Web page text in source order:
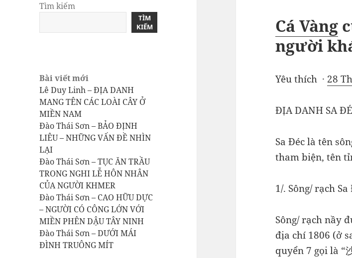
Tìm kiếm
TÌM
KIẾM
Bài viết mới
Lê Duy Linh – ĐỊA DANH
MANG TÊN CÁC LOÀI CÂY Ở
MIỀN NAM
Đào Thái Sơn – BẢO ĐỊNH
LIÊU – NHỮNG VẤN ĐỀ NHÌN
LẠI
Đào Thái Sơn – TỤC ĂN TRẦU
TRONG NGHI LỄ HÔN NHÂN
CỦA NGƯỜI KHMER
Đào Thái Sơn – CAO HỮU DỰC
– NGƯỜI CÓ CÔNG LỚN VỚI
MIỀN PHÊN DẬU TÂY NINH
Đào Thái Sơn – DƯỚI MÁI
ĐÌNH TRUÔNG MÍT
Cá Vàng
người
Yêu thích · 28
ĐỊA DANH SA
Sa Đéc là tên
tham biện, tên
1/. Sông/ rạch
Sông/ rạch nầy
địa chí 1806 (ở
quyển 7 gọi là “